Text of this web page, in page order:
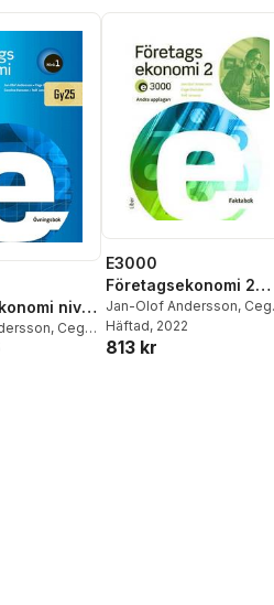
nivå
, Cege
Hansson
E3000
Företagsekonomi 2
Faktabok
Jan-Olof Andersson,
Ekström,Rolf Jansson
Häftad, 2022
813 kr